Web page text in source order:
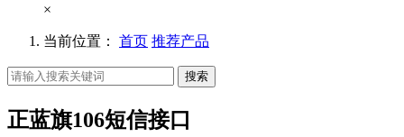
×
当前位置： 首页 推荐产品
搜索
正蓝旗106短信接口